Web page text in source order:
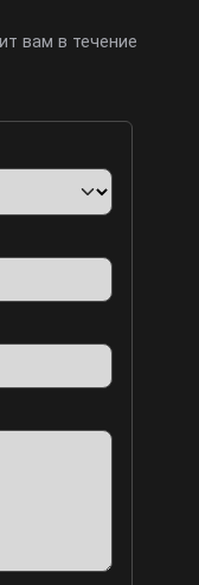
вам в течение